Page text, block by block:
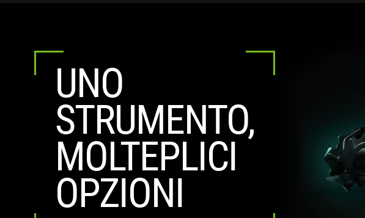
UNO
STRUMENTO,
MOLTEPLICI
OPZIONI